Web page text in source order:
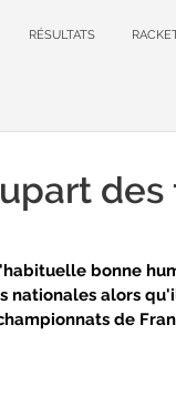
RÉSULTATS
des
bonne
nationales alors
de